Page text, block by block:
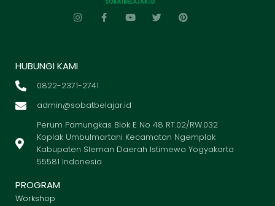
HUBUNGI KAMI
0822-2371-2741
admin@sobatbelajar.id
Perum Pamungkas Blok E No 48 RT.02/RW.032
Koplak Umbulmartani Kecamatan Ngemplak
Kabupaten Sleman Daerah Istimewa Yogyakarta
55581 Indonesia
PROGRAM
Workshop